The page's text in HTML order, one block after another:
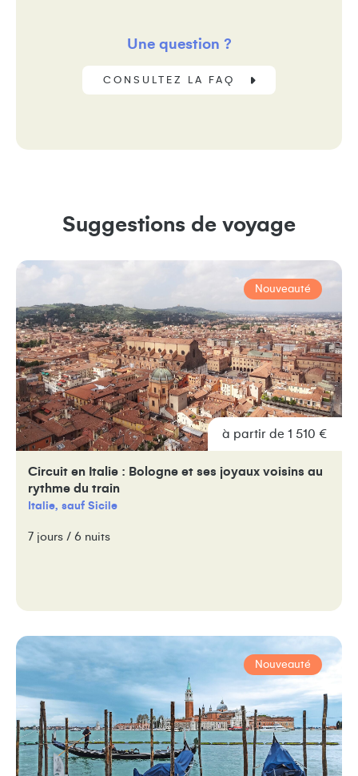
Une question ?
CONSULTEZ LA FAQ
Suggestions de voyage
Nouveauté
à partir de 1 510 €
Circuit en Italie : Bologne et ses joyaux voisins au
rythme du train
Italie, sauf Sicile
7 jours / 6 nuits
Nouveauté